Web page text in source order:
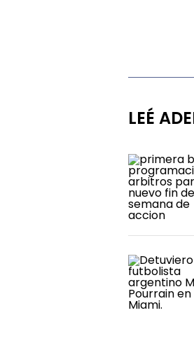
LEÉ